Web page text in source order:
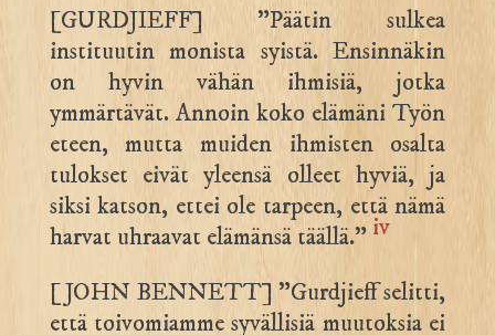
[GURDJIEFF] ”Päätin sulkea
instituutin monista syistä. Ensinnäkin
on hyvin vähän ihmisiä, jotka
ymmärtävät. Annoin koko elämäni Työn
eteen, mutta muiden ihmisten osalta
tulokset eivät yleensä olleet hyviä, ja
siksi katson, ettei ole tarpeen, että nämä
harvat uhraavat elämänsä täällä.” iv
[JOHN BENNETT] ”Gurdjieff selitti,
että toivomiamme syvällisiä muutoksia ei